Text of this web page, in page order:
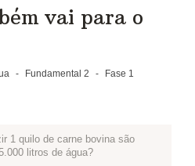
os alimentos integralmente.
vai para o
- Fundamental 2 - Fase 1
1 quilo de carne bovina são
litros de água?